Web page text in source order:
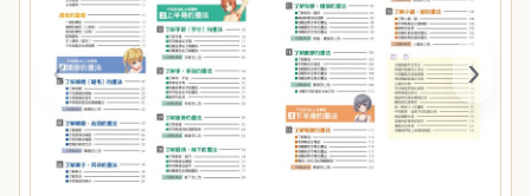
‹ ›